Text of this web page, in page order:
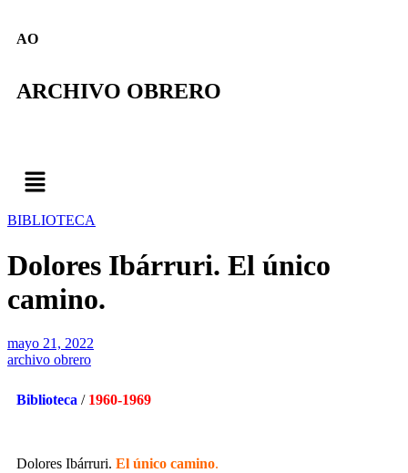
AO
ARCHIVO OBRERO
BIBLIOTECA
Dolores Ibárruri. El único
camino.
mayo 21, 2022
archivo obrero
Biblioteca / 1960-1969
Dolores Ibárruri. El único camino.